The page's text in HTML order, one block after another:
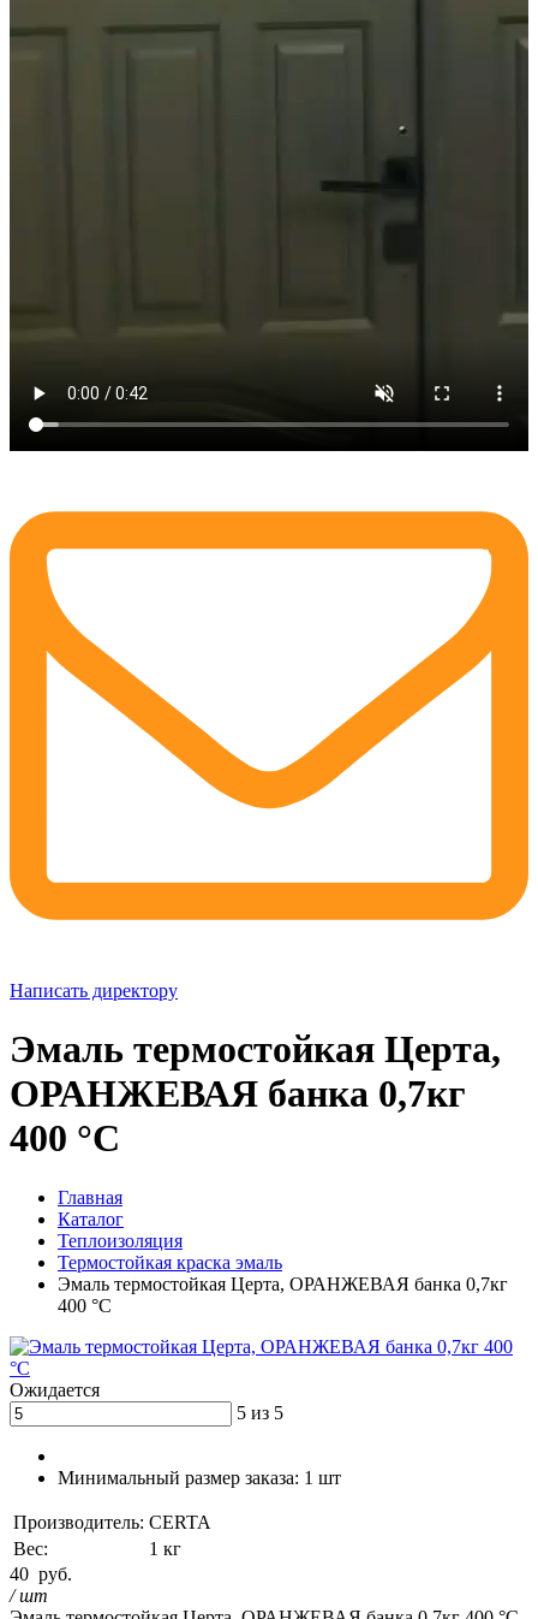
Написать директору
Эмаль термостойкая Церта,
ОРАНЖЕВАЯ банка 0,7кг
400 °С
Главная
Каталог
Теплоизоляция
Термостойкая краска эмаль
Эмаль термостойкая Церта, ОРАНЖЕВАЯ банка 0,7кг
400 °С
Ожидается
5 из 5
Минимальный размер заказа: 1 шт
Производитель: CERTA
Вес:
1 кг
40 руб.
/ шт